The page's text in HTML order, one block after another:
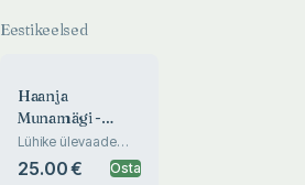
Eestikeelsed
Haanja
Munamägi -
turistide Mekka
Lühike ülevaade
Balti-maade
kõrgeimast tipust ja
25.00 € Osta